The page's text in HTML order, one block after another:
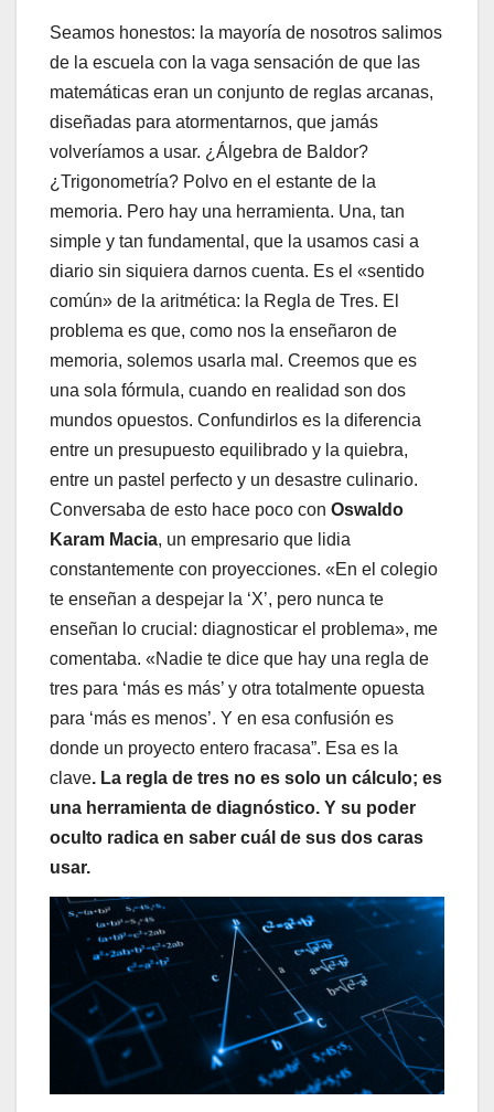
Seamos honestos: la mayoría de nosotros salimos
de la escuela con la vaga sensación de que las
matemáticas eran un conjunto de reglas arcanas,
diseñadas para atormentarnos, que jamás
volveríamos a usar. ¿Álgebra de Baldor?
¿Trigonometría? Polvo en el estante de la
memoria. Pero hay una herramienta. Una, tan
simple y tan fundamental, que la usamos casi a
diario sin siquiera darnos cuenta. Es el «sentido
común» de la aritmética: la Regla de Tres. El
problema es que, como nos la enseñaron de
memoria, solemos usarla mal. Creemos que es
una sola fórmula, cuando en realidad son dos
mundos opuestos. Confundirlos es la diferencia
entre un presupuesto equilibrado y la quiebra,
entre un pastel perfecto y un desastre culinario.
Conversaba de esto hace poco con Oswaldo
Karam Macia, un empresario que lidia
constantemente con proyecciones. «En el colegio
te enseñan a despejar la ‘X’, pero nunca te
enseñan lo crucial: diagnosticar el problema», me
comentaba. «Nadie te dice que hay una regla de
tres para ‘más es más’ y otra totalmente opuesta
para ‘más es menos’. Y en esa confusión es
donde un proyecto entero fracasa”. Esa es la
clave. La regla de tres no es solo un cálculo; es
una herramienta de diagnóstico. Y su poder
oculto radica en saber cuál de sus dos caras
usar.